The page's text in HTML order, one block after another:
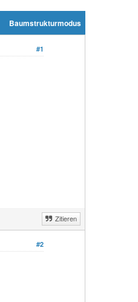
Baumstrukturmodus
#1
Zitieren
#2